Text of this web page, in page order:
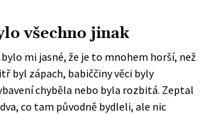
všechno jinak
mi jasné, že je to mnohem horší, než
byl zápach, babiččiny věci byly
chyběla nebo byla rozbitá. Zeptal
co tam původně bydleli, ale nic